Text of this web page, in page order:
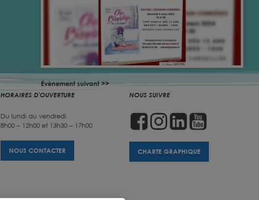
Évènement suivant >>
HORAIRES D'OUVERTURE
Du lundi au vendredi
8h00 – 12h00 et 13h30 – 17h00
NOUS CONTACTER
NOUS SUIVRE
CHARTE GRAPHIQUE